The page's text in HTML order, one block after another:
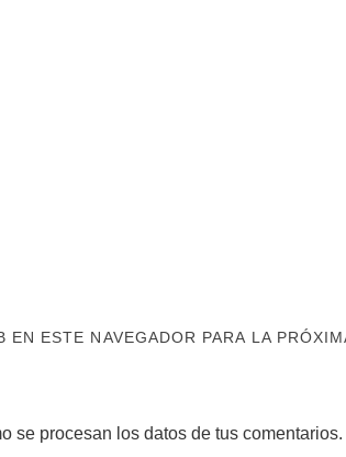
ESTE NAVEGADOR PARA LA
se procesan los datos de tus comentarios.